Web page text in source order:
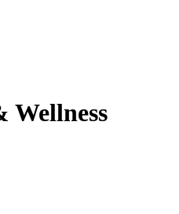
Wellness